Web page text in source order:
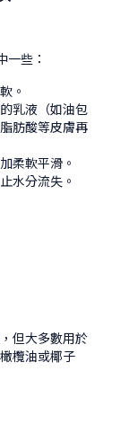
些：
。
乳液（如油包
肪酸等皮膚再
柔軟平滑。
水分流失。
但大多數用於
欖油或椰子